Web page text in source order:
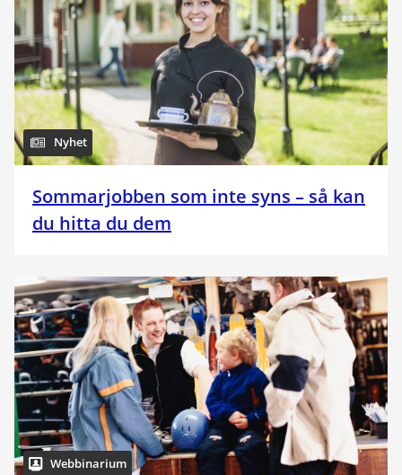
Nyhet
Sommarjobben som inte syns – så kan
du hitta du dem
Webbinarium